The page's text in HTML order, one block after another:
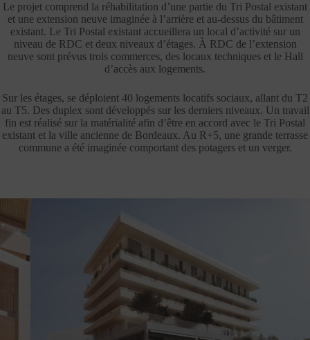
Le projet comprend la réhabilitation d’une partie du Tri Postal existant
et une extension neuve imaginée à l’arrière et au-dessus du bâtiment
existant. Le Tri Postal existant accueillera un local d’activité sur un
niveau de RDC et deux niveaux d’étages. À RDC de l’extension
neuve sont prévus trois commerces, des locaux techniques et le Hall
d’accès aux logements.
Sur les étages, se déploient 40 logements locatifs sociaux, allant du T2
au T5. Des duplex sont développés sur les derniers niveaux. Un travail
fin est réalisé sur la matérialité afin d’être en accord avec le Tri Postal
existant et la ville ancienne de Bordeaux. Au R+5, une grande terrasse
commune a été imaginée comportant des potagers et un verger.